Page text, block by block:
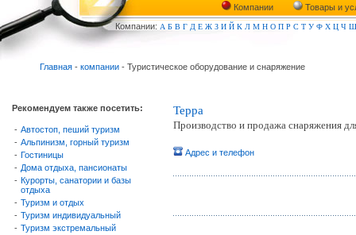
Компании
Товары и
Компании: А Б В Г Д Е Ж З И Й К Л М Н О П Р С Т У Ф Х Ц Ч Ш
Главная - компании - Туристическое оборудование и снаряжение
Рекомендуем также посетить:
- Автостоп, пеший туризм
- Альпинизм, горный туризм
- Гостиницы
- Дома отдыха, пансионаты
- Курорты, санатории и базы
отдыха
- Туризм и отдых
- Туризм индивидуальный
- Туризм экстремальный
Терра
Производство и продажа снаряжения
Адрес и телефон